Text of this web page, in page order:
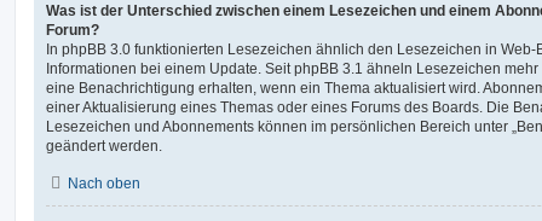
Was ist der Unterschied zwischen einem Lesezeichen und einem
Forum?
In phpBB 3.0 funktionierten Lesezeichen ähnlich den Lesezeichen in
Informationen bei einem Update. Seit phpBB 3.1 ähneln Lesezeichen
eine Benachrichtigung erhalten, wenn ein Thema aktualisiert wird.
einer Aktualisierung eines Themas oder eines Forums des Boards. Die
Lesezeichen und Abonnements können im persönlichen Bereich unter
geändert werden.
Nach oben